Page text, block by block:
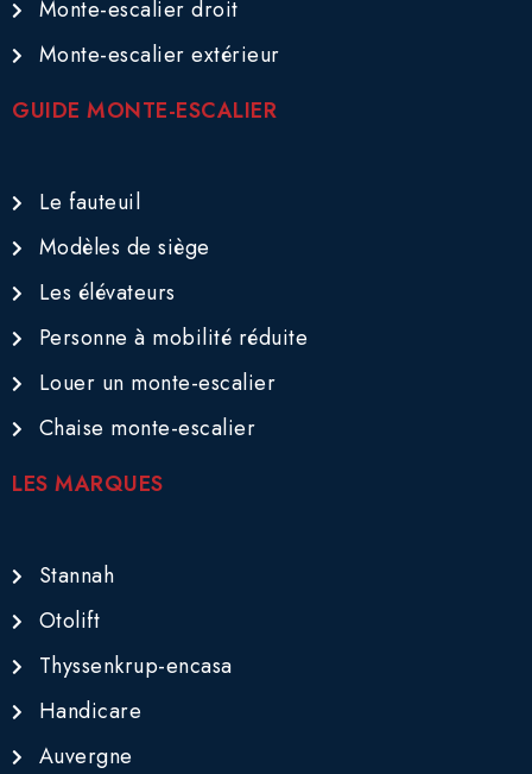
Monte-escalier droit
Monte-escalier extérieur
GUIDE MONTE-ESCALIER
Le fauteuil
Modèles de siège
Les élévateurs
Personne à mobilité réduite
Louer un monte-escalier
Chaise monte-escalier
LES MARQUES
Stannah
Otolift
Thyssenkrup-encasa
Handicare
Auvergne